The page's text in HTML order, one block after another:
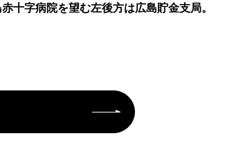
十字病院を望む左後方は広島貯金支局。